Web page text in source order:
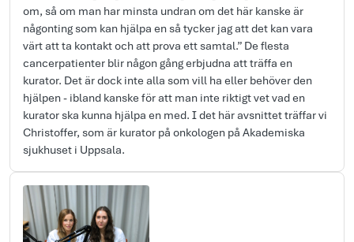
om, så om man har minsta undran om det här kanske är
någonting som kan hjälpa en så tycker jag att det kan vara
värt att ta kontakt och att prova ett samtal.” De flesta
cancerpatienter blir någon gång erbjudna att träffa en
kurator. Det är dock inte alla som vill ha eller behöver den
hjälpen - ibland kanske för att man inte riktigt vet vad en
kurator ska kunna hjälpa en med. I det här avsnittet träffar vi
Christoffer, som är kurator på onkologen på Akademiska
sjukhuset i Uppsala.